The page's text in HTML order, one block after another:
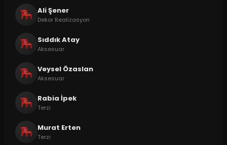
Ali Şener
Dekor Realizasyon
Sıddık Atay
Aksesuar
Veysel Özaslan
Aksesuar
Rabia İpek
Terzi
Murat Erten
Terzi